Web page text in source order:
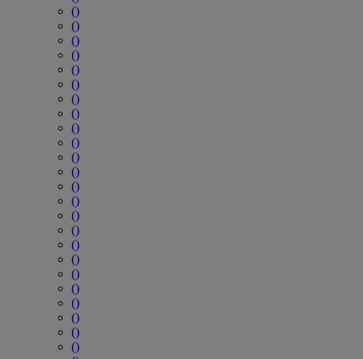
()
()
()
()
()
()
()
()
()
()
()
()
()
()
()
()
()
()
()
()
()
()
()
()